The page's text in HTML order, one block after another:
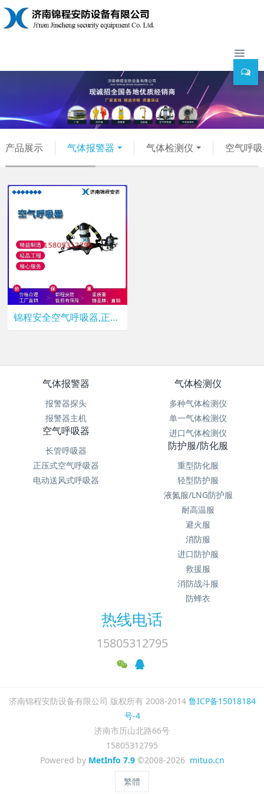
产品展示 气体报警器 气体检测仪 空气呼
锦程安全空气呼吸器,正压压缩空气呼吸器,消防呼吸器，JC-RHZKF6.8/30压缩呼吸器
气体报警器
报警器探头
报警器主机
气体检测仪
多种气体检测仪
单一气体检测仪
进口气体检测仪
空气呼吸器
长管呼吸器
正压式空气呼吸器
电动送风式呼吸器
防护服/防化服
重型防化服
轻型防护服
液氮服/LNG防护服
耐高温服
避火服
消防服
进口防护服
救援服
消防战斗服
防蜂衣
热线电话
15805312795
济南锦程安防设备有限公司 版权所有 2008-2014 鲁ICP备15018184
号-4
济南市历山北路66号
15805312795
Powered by MetInfo 7.9©2008-2026 mituo.cn
繁體